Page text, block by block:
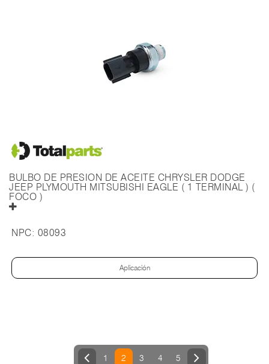
BULBO DE PRESION DE ACEITE CHRYSLER DODGE
JEEP PLYMOUTH MITSUBISHI EAGLE ( 1 TERMINAL ) (
FOCO )
NPC: 08093
Aplicación
1 2 3 4 5